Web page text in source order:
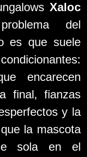
Xaloc
del
es que suele
encarecen
final, fianzas
y la
la mascota
sola en el